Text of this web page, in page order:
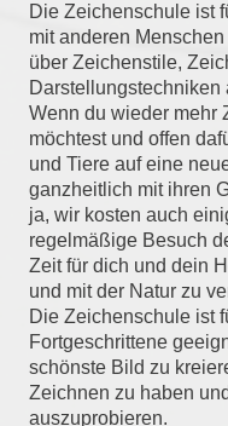
Die Zeichenschule ist
mit anderen
über Zeichenstile,
Darstellungstechniken
Wenn du wieder mehr
möchtest und offen
und Tiere auf eine
ganzheitlich mit ihren
ja, wir kosten auch
regelmäßige Besuch
Zeit für dich und dein
und mit der Natur zu
Die Zeichenschule ist
Fortgeschrittene
schönste Bild zu
Zeichnen zu haben
auszuprobieren.